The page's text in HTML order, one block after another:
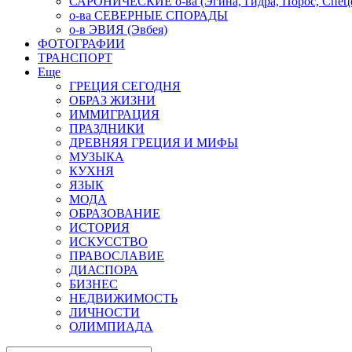
о-ва СЕВЕРНЫЕ СПОРАДЫ
о-в ЭВИЯ (Эвбея)
ФОТОГРАФИИ
ТРАНСПОРТ
Еще
ГРЕЦИЯ СЕГОДНЯ
ОБРАЗ ЖИЗНИ
ИММИГРАЦИЯ
ПРАЗДНИКИ
ДРЕВНЯЯ ГРЕЦИЯ И МИФЫ
МУЗЫКА
КУХНЯ
ЯЗЫК
МОДА
ОБРАЗОВАНИЕ
ИСТОРИЯ
ИСКУССТВО
ПРАВОСЛАВИЕ
ДИАСПОРА
БИЗНЕС
НЕДВИЖИМОСТЬ
ЛИЧНОСТИ
ОЛИМПИАДА